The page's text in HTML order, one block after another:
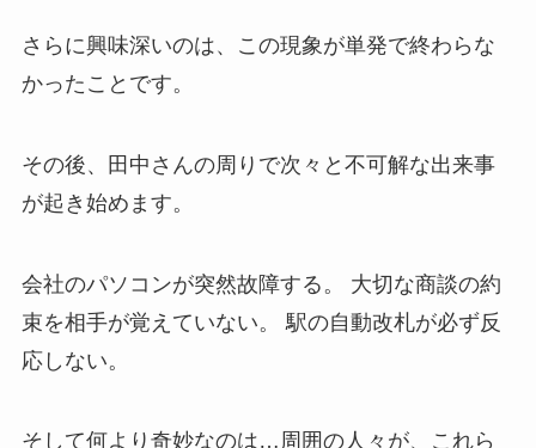
さらに興味深いのは、この現象が単発で終わらな
かったことです。
その後、田中さんの周りで次々と不可解な出来事
が起き始めます。
会社のパソコンが突然故障する。 大切な商談の約
束を相手が覚えていない。 駅の自動改札が必ず反
応しない。
そして何より奇妙なのは…周囲の人々が、これら